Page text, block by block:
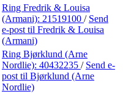
Ring Fredrik & Louisa
(Armani): 21519100 / Send
e-post til Fredrik & Louisa
(Armani)
Ring Bjørklund (Arne
Nordlie): 40432235 / Send e-
post til Bjørklund (Arne
Nordlie)